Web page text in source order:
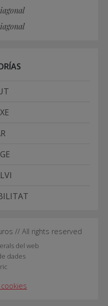
// All rights reserved
del web
dades